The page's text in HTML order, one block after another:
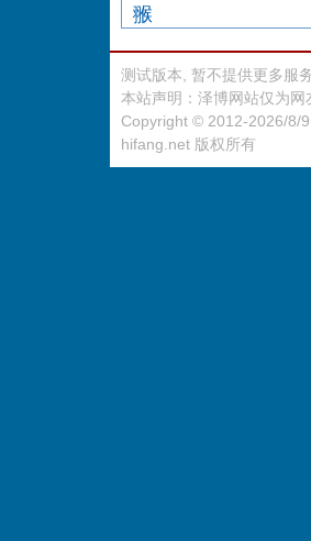
翭
测试版本, 暂不提供更多服
本站声明：泽博网站仅为
Copyright © 2012-2026/8/9
hifang.net 版权所有